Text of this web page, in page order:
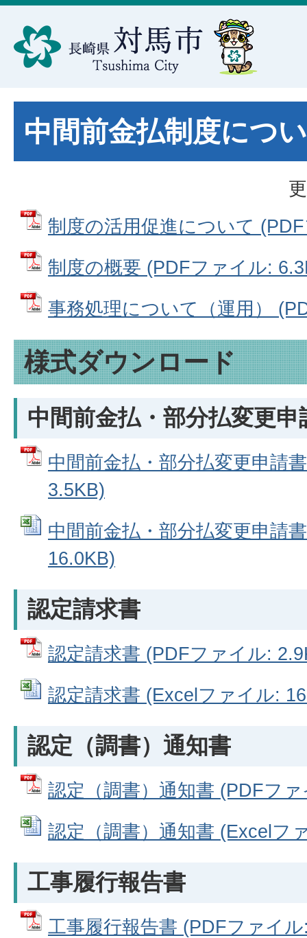
中間前金払制度につ
制度の活用促進について
制度の概要 (PDFファイル:
事務処理について（運用）
様式ダウンロード
中間前金払・部分払変更申
中間前金払・部分払変更申請
3.5KB)
中間前金払・部分払変更申請
16.0KB)
認定請求書
認定請求書 (PDFファイル:
認定請求書 (Excelファイル:
認定（調書）通知書
認定（調書）通知書 (PDFフ
認定（調書）通知書 (Excelフ
工事履行報告書
工事履行報告書 (PDFファイ